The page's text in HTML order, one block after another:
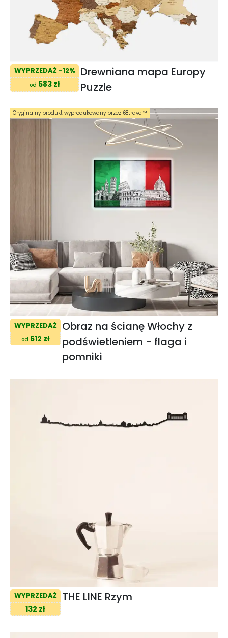
WYPRZEDAŻ -12%
od 583 zł
Drewniana mapa Europy
Puzzle
WYPRZEDAŻ
od 612 zł
Obraz na ścianę Włochy z
podświetleniem - flaga i
pomniki
Oryginalny produkt wyprodukowany przez 68travel™️
WYPRZEDAŻ
132 zł
THE LINE Rzym